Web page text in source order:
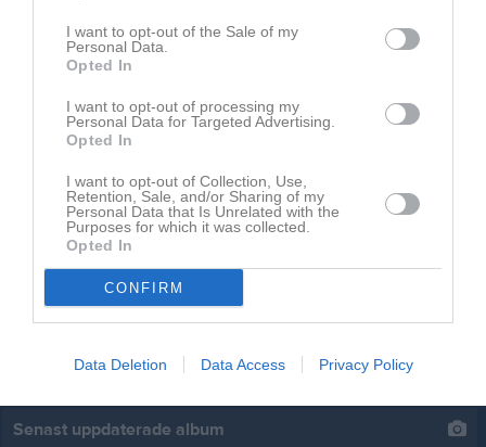
I want to opt-out of the Sale of my
Personal Data.
Opted In
I want to opt-out of processing my
Personal Data for Targeted Advertising.
Opted In
I want to opt-out of Collection, Use,
Retention, Sale, and/or Sharing of my
Personal Data that Is Unrelated with the
Purposes for which it was collected.
Opted In
CONFIRM
Data Deletion Data Access Privacy Policy
Senast uppladdade video
Ingen video uppladdad
Logga in och ladda upp ert första klipp
Senast uppdaterade album